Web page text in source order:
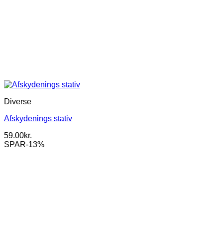
Diverse
Afskydenings stativ
59.00kr.
SPAR-13%